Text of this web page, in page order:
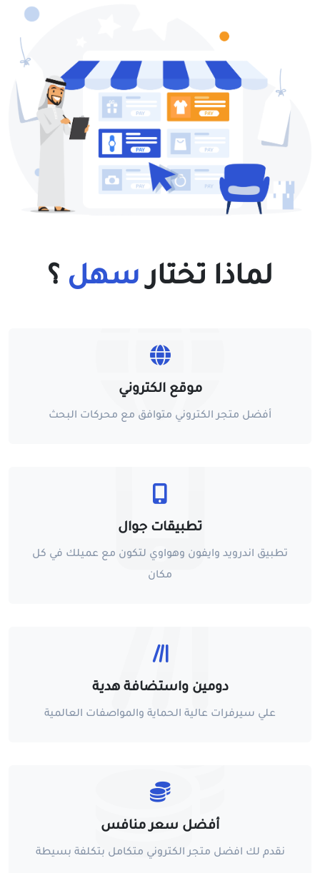
لماذا تختارسهل ؟
موقع الكتروني
أفضل متجر الكتروني متوافق مع محركات البحث
تطبيقات جوال
تطبيق اندرويد وايفون وهواوي لتكون مع عميلك في كل
مكان
دومين واستضافة هدية
علي سيرفرات عالية الحماية والمواصفات العالمية
أفضل سعر منافس
نقدم لك افضل متجر الكتروني متكامل بتكلفة بسيطة